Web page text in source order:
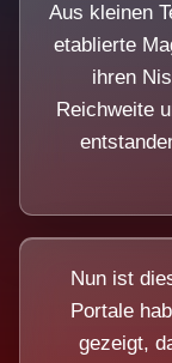
Aus kleinen
etablierte
ihren
Reichweite
Nun ist
Portale
gezeigt,